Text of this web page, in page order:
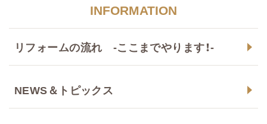
INFORMATION
リフォームの流れ -ここまでやります！-
NEWS＆トピックス